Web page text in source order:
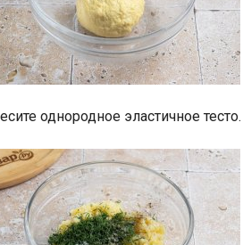
однородное эластичное тесто.